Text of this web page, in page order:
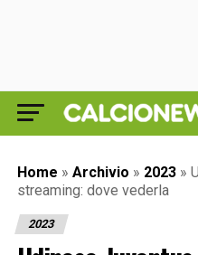
Home » Archivio » 2023 »
streaming: dove vederla
2023